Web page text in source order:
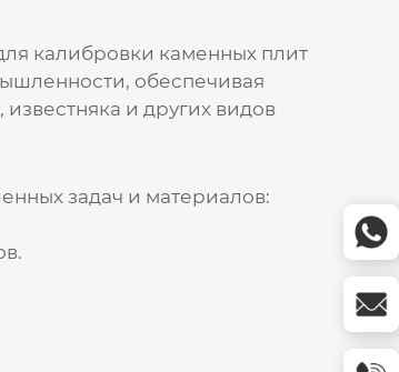
калибровки каменных плит
обеспечивая
и других видов
задач и материалов: